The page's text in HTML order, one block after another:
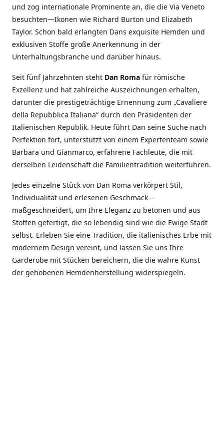
und zog internationale Prominente an, die die Via Veneto
besuchten—Ikonen wie Richard Burton und Elizabeth
Taylor. Schon bald erlangten Dans exquisite Hemden und
exklusiven Stoffe große Anerkennung in der
Unterhaltungsbranche und darüber hinaus.
Seit fünf Jahrzehnten steht Dan Roma für römische
Exzellenz und hat zahlreiche Auszeichnungen erhalten,
darunter die prestigeträchtige Ernennung zum „Cavaliere
della Repubblica Italiana“ durch den Präsidenten der
Italienischen Republik. Heute führt Dan seine Suche nach
Perfektion fort, unterstützt von einem Expertenteam sowie
Barbara und Gianmarco, erfahrene Fachleute, die mit
derselben Leidenschaft die Familientradition weiterführen.
Jedes einzelne Stück von Dan Roma verkörpert Stil,
Individualität und erlesenen Geschmack—
maßgeschneidert, um Ihre Eleganz zu betonen und aus
Stoffen gefertigt, die so lebendig sind wie die Ewige Stadt
selbst. Erleben Sie eine Tradition, die italienisches Erbe mit
modernem Design vereint, und lassen Sie uns Ihre
Garderobe mit Stücken bereichern, die die wahre Kunst
der gehobenen Hemdenherstellung widerspiegeln.